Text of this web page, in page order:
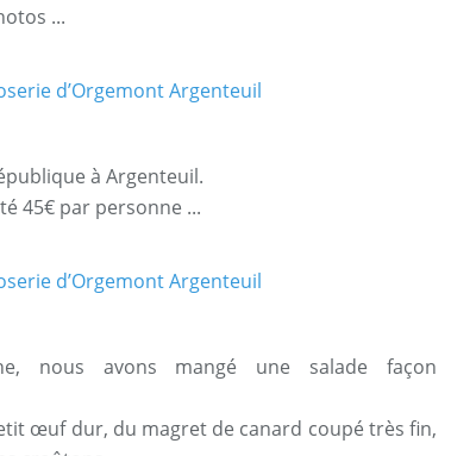
...
à Argenteuil.
45€ par personne ...
nous avons mangé une salade façon
œuf dur, du magret de canard coupé très fin,